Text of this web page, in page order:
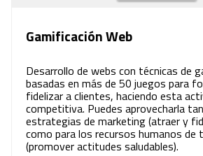
Gamificación Web
Desarrollo de webs con técnicas de
basadas en más de 50 juegos para
fidelizar a clientes, haciendo esta
competitiva. Puedes aprovecharla
estrategias de marketing (atraer y
como para los recursos humanos de
(promover actitudes saludables).